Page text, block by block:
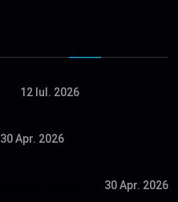
12 Iul. 2026
30 Apr. 2026
30 Apr. 2026